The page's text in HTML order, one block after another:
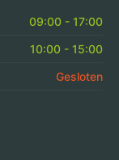
09:00 - 17:00
10:00 - 15:00
Gesloten